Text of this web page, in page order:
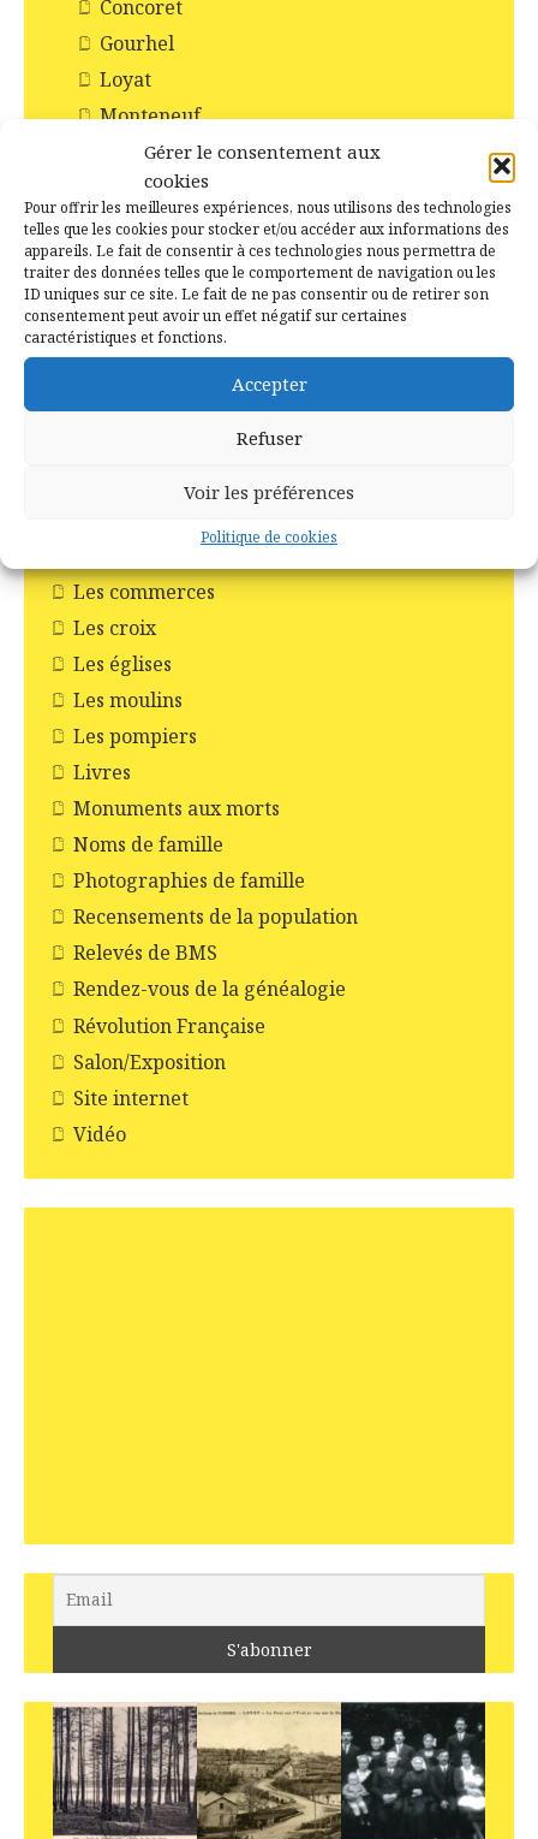
Gérer le consentement aux
cookies
Pour offrir les meilleures expériences, nous utilisons des technologies
telles que les cookies pour stocker et/ou accéder aux informations des
appareils. Le fait de consentir à ces technologies nous permettra de
traiter des données telles que le comportement de navigation ou les
ID uniques sur ce site. Le fait de ne pas consentir ou de retirer son
consentement peut avoir un effet négatif sur certaines
caractéristiques et fonctions.
Accepter
Refuser
Voir les préférences
Politique de cookies
Concoret
Gourhel
Loyat
Monteneuf
Monterrein
Néant-sur-Yvel
Paimpont
Ploërmel
Saint-Abraham
Saint-Malo-de-Beignon
Tréhorenteuc
Histoire et Patrimoines de Campénéac
Incendie en forêt de Brocéliande
Les commerces
Les croix
Les églises
Les moulins
Les pompiers
Livres
Monuments aux morts
Noms de famille
Photographies de famille
Recensements de la population
Relevés de BMS
Rendez-vous de la généalogie
Révolution Française
Salon/Exposition
Site internet
Vidéo